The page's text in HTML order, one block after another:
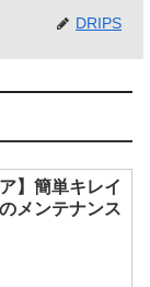
DRIPS
】簡単キレイ
メンテナンス